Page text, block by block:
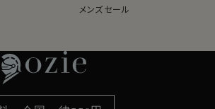
メンズセール
袖・カフス型から選ぶ
柄から選ぶ
カフスボタン
サスペンダー